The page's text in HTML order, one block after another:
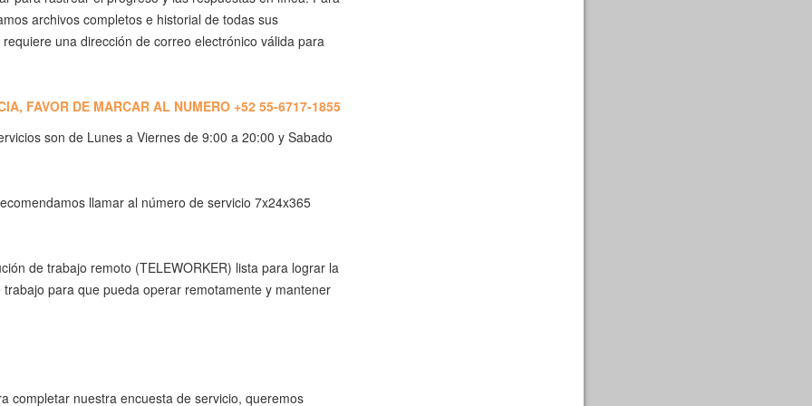
archivos completos e historial de todas sus
una dirección de correo electrónico válida para
FAVOR DE MARCAR AL NUMERO +52 55-6717-1855
son de Lunes a Viernes de 9:00 a 20:00 y Sabado
llamar al número de servicio 7x24x365
de trabajo remoto (TELEWORKER) lista para lograr la
para que pueda operar remotamente y mantener
completar nuestra encuesta de servicio, queremos